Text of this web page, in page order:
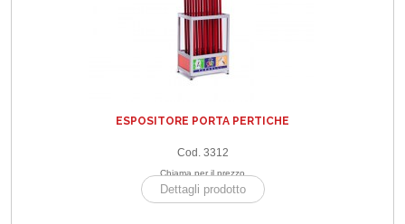
ESPOSITORE PORTA PERTICHE
Cod. 3312
Chiama per il prezzo
Dettagli prodotto